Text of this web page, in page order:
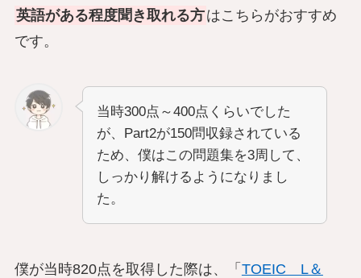
英語がある程度聞き取れる方はこちらがおすすめ
です。
当時300点～400点くらいでした
が、Part2が150問収録されている
ため、僕はこの問題集を3周して、
しっかり解けるようになりまし
た。
僕が当時820点を取得した際は、「 TOEIC L＆